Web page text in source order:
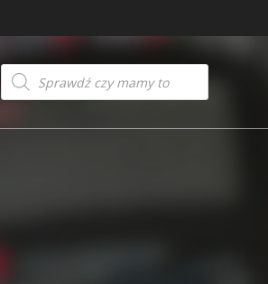
Products
search